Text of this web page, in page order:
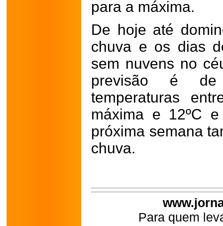
para a máxima.
De hoje até
chuva e os dias
sem nuvens no
previsão é
temperaturas
máxima e 12ºC
próxima semana
chuva.
Para quem